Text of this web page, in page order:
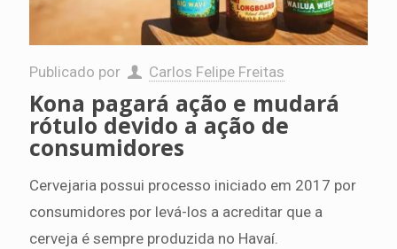
Publicado por Carlos Felipe Freitas
Kona pagará ação e mudará
rótulo devido a ação de
consumidores
Cervejaria possui processo iniciado em 2017 por
consumidores por levá-los a acreditar que a
cerveja é sempre produzida no Havaí.